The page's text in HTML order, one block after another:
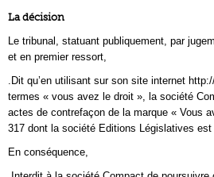
La décision
Le tribunal, statuant publiquement, par
et en premier ressort,
.Dit qu’en utilisant sur son site internet
termes « vous avez le droit », la société
actes de contrefaçon de la marque « Vous
317 dont la société Editions Législatives est
En conséquence,